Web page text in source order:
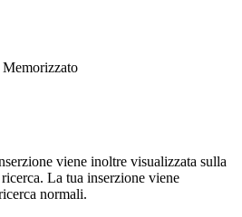
Memorizzato
viene inoltre visualizzata sulla
La tua inserzione viene
normali.